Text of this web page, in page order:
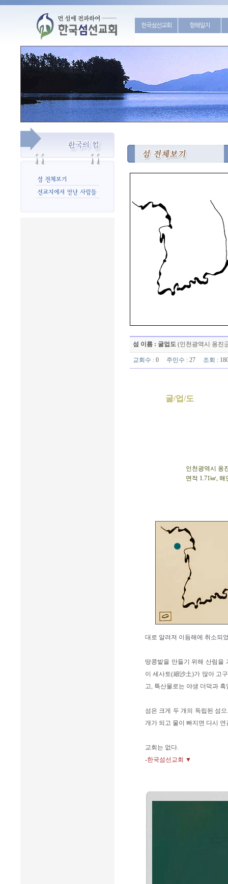
한국섬선교회 항해일지
섬 이름 : 굴업도 (인천광역시 옹진
교회수 : 0 주민수 : 27 조회 :
굴/업/도
인천광역시 옹
면적 1.71㎢,
대로 알려져 이듬해에 취소되
땅콩밭을 만들기 위해 산림을
이 세사토(細沙土)가 많아 고
고, 특산물로는 야생 더덕과 흑
섬은 크게 두 개의 독립된 섬
개가 되고 물이 빠지면 다시
교회는 없다.
-한국섬선교회 ▼